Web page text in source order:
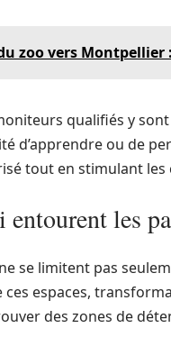
zoo vers
qualifiés y
d’apprendre ou de
tout en stimulant
les
se limitent pas
espaces,
des zones de